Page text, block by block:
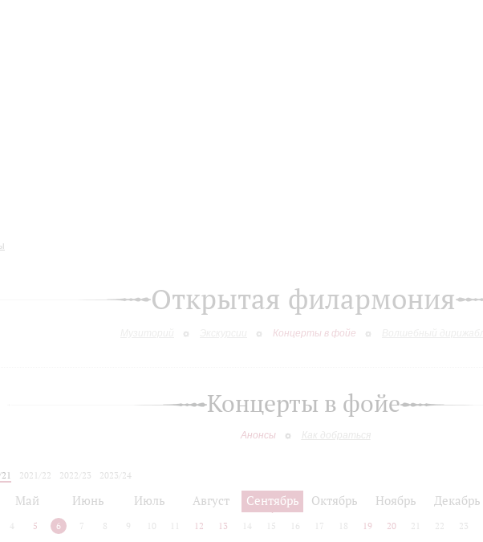
Открытая филармония
Концерты в фойе
Концерты в фойе
Анонсы Как добраться
2021/22 2022/23
2023/24
Май Июнь Июль Август Сентябрь Октябрь Ноябрь Декабрь
4 5 6 7 8 9 10 12 13 14 15 16 17 18 19 20 21 22 23